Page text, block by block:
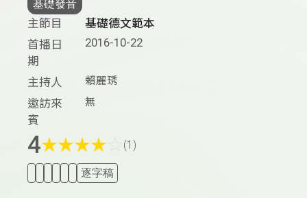
基礎發音
主節目
基礎德文範本
首播日
期
2016-10-22
主持人 賴麗琇
邀訪來
賓
無
4★★★★ (1)
逐字稿